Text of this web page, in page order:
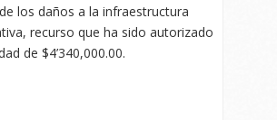
los daños a la infraestructura
recurso que ha sido autorizado
de $4’340,000.00.